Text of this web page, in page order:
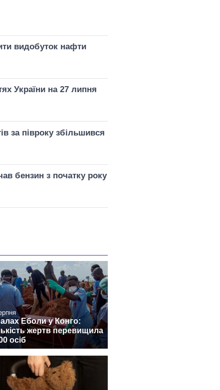
видобуток нафти
України на 27 липня
за півроку збільшився
бензин з початку року
Еболи у Конго:
жертв перевищила
осіб